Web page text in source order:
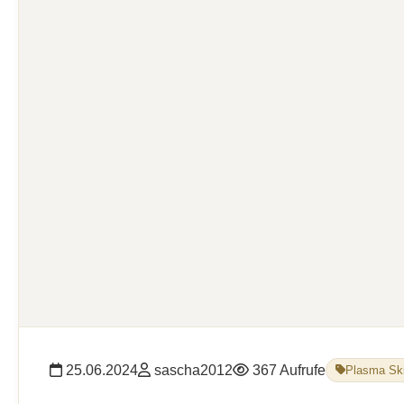
25.06.2024 sascha2012 367 Aufrufe Plasma